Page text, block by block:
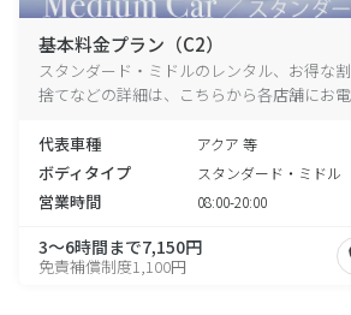
基本料金プラン（C2）
スタンダード・ミドルのレンタル、お得な
捨てなどの詳細は、こちらから各店舗にお電
代表車種 アクア 等
ボディタイプ スタンダード・ミドル
営業時間 08:00-20:00
3～6時間まで7,150円
免責補償制度1,100円